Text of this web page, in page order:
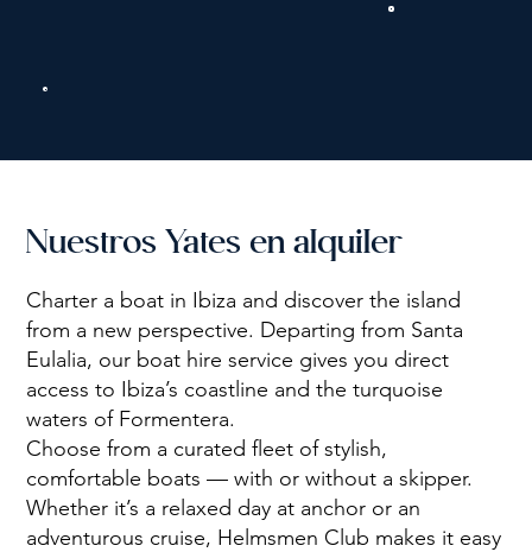
Nuestros Yates en alquiler
Charter a boat in Ibiza and discover the island
from a new perspective. Departing from Santa
Eulalia, our boat hire service gives you direct
access to Ibiza’s coastline and the turquoise
waters of Formentera.
Choose from a curated fleet of stylish,
comfortable boats — with or without a skipper.
Whether it’s a relaxed day at anchor or an
adventurous cruise, Helmsmen Club makes it easy